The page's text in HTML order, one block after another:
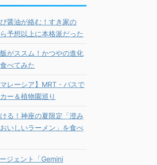
醤油が絡む！すき家の
予想以上に本格派だった
がススム！かつやの進化
べてみた
レーシア】MRT・バスで
ー＆植物園巡り
る！神座の夏限定「澄み
いしいラーメン」を食べ
ジェント「Gemini